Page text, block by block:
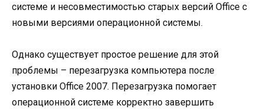
системе и несовместимостью старых версий Office с
новыми версиями операционной системы.
Однако существует простое решение для этой
проблемы – перезагрузка компьютера после
установки Office 2007. Перезагрузка помогает
операционной системе корректно завершить